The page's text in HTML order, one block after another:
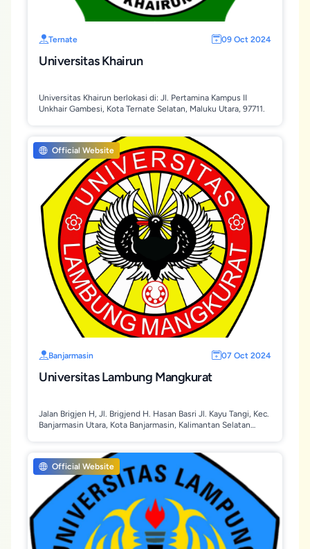
Ternate 09 Oct 2024
Universitas Khairun
Universitas Khairun berlokasi di: Jl. Pertamina Kampus II
Unkhair Gambesi, Kota Ternate Selatan, Maluku Utara, 97711.
Official Website
Banjarmasin 07 Oct 2024
Universitas Lambung Mangkurat
Jalan Brigjen H, Jl. Brigjend H. Hasan Basri Jl. Kayu Tangi, Kec.
Banjarmasin Utara, Kota Banjarmasin, Kalimantan Selatan
Official Website